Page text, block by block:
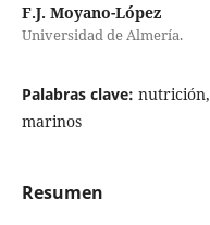
F.J. Moyano-López
Universidad de Almería.
Palabras clave:
marinos
Resumen